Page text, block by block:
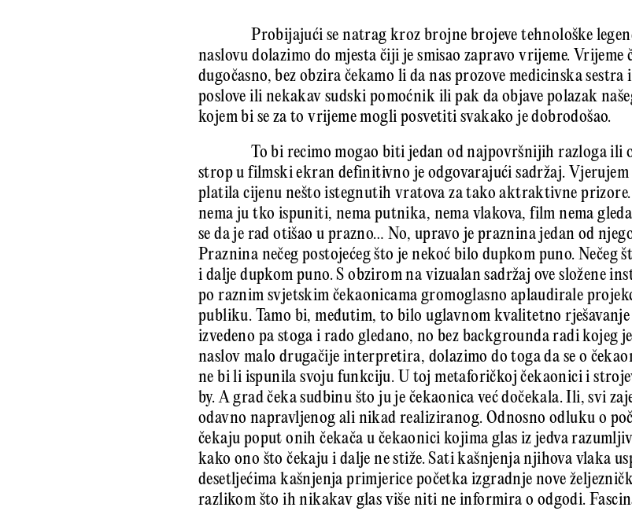
Probijajući se natrag kroz brojne brojeve tehnološke
naslovu dolazimo do mjesta čiji je smisao zapravo vrijeme.
dugočasno, bez obzira čekamo li da nas prozove medicinska
poslove ili nekakav sudski pomoćnik ili pak da objave polazak
kojem bi se za to vrijeme mogli posvetiti svakako je dobrodošao.
To bi recimo mogao biti jedan od najpovršnijih razloga ili
strop u filmski ekran definitivno je odgovarajući sadržaj. Vjerujem
platila cijenu nešto istegnutih vratova za tako aktraktivne
nema ju tko ispuniti, nema putnika, nema vlakova, film nema
se da je rad otišao u prazno… No, upravo je praznina jedan od
Praznina nečeg postojećeg što je nekoć bilo dupkom puno. Nečeg
i dalje dupkom puno. S obzirom na vizualan sadržaj ove složene
po raznim svjetskim čekaonicama gromoglasno aplaudirale
publiku. Tamo bi, međutim, to bilo uglavnom kvalitetno
izvedeno pa stoga i rado gledano, no bez backgrounda radi kojeg
naslov malo drugačije interpretira, dolazimo do toga da se o
ne bi li ispunila svoju funkciju. U toj metaforičkoj čekaonici i
by. A grad čeka sudbinu što ju je čekaonica već dočekala. Ili, svi
odavno napravljenog ali nikad realiziranog. Odnosno odluku o
čekaju poput onih čekača u čekaonici kojima glas iz jedva
kako ono što čekaju i dalje ne stiže. Sati kašnjenja njihova vlaka
desetljećima kašnjenja primjerice početka izgradnje nove
razlikom što ih nikakav glas više niti ne informira o odgodi.